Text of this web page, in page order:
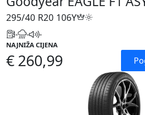
295/40 R20 106Y
- - -
NAJNIŽA CIJENA
€ 260,99